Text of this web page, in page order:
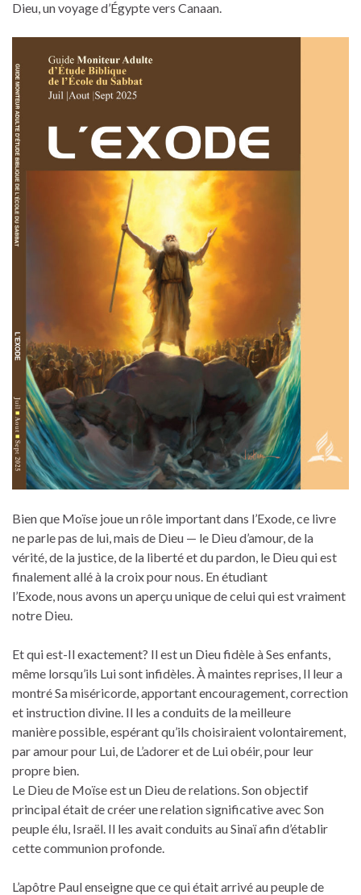
Dieu, un voyage d’Égypte vers Canaan.
Bien que Moïse joue un rôle important dans l’Exode, ce livre
ne parle pas de lui, mais de Dieu — le Dieu d’amour, de la
vérité, de la justice, de la liberté et du pardon, le Dieu qui est
finalement allé à la croix pour nous. En étudiant
l’Exode, nous avons un aperçu unique de celui qui est vraiment
notre Dieu.
Et qui est-Il exactement? Il est un Dieu fidèle à Ses enfants,
même lorsqu’ils Lui sont infidèles. À maintes reprises, Il leur a
montré Sa miséricorde, apportant encouragement, correction
et instruction divine. Il les a conduits de la meilleure
manière possible, espérant qu’ils choisiraient volontairement,
par amour pour Lui, de L’adorer et de Lui obéir, pour leur
propre bien.
Le Dieu de Moïse est un Dieu de relations. Son objectif
principal était de créer une relation significative avec Son
peuple élu, Israël. Il les avait conduits au Sinaï afin d’établir
cette communion profonde.
L’apôtre Paul enseigne que ce qui était arrivé au peuple de